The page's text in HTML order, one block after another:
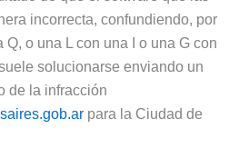
incorrecta, confundiendo, por
o una L con una I o una G con
solucionarse enviando un
de la infracción
para la Ciudad de